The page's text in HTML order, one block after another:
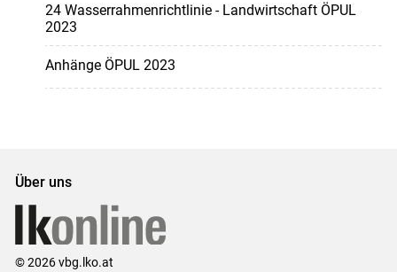
24 Wasserrahmenrichtlinie - Landwirtschaft ÖPUL
2023
Anhänge ÖPUL 2023
Über uns
© 2026 vbg.lko.at